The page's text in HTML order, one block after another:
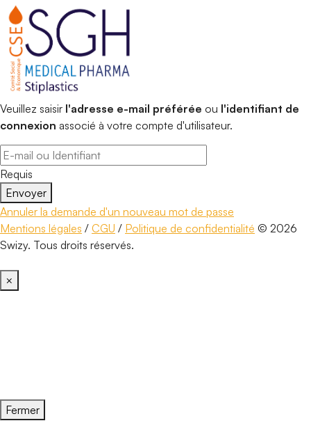
Veuillez saisir l'adresse e-mail préférée ou l'identifiant de
connexion associé à votre compte d'utilisateur.
Requis
Envoyer
Annuler la demande d'un nouveau mot de passe
Mentions légales / CGU / Politique de confidentialité © 2026
Swizy. Tous droits réservés.
×
Fermer